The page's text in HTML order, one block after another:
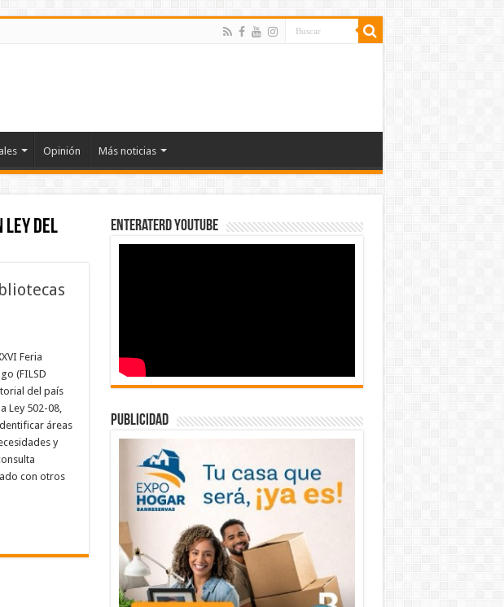
Opinión Más noticias
Ley del
Feria
(FILSD
del país
Ley 502-08,
áreas
y
con otros
EnterateRD YOUTUBE
publicidad